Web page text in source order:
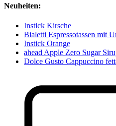
Neuheiten:
Instick Kirsche
Bialetti Espressotassen mit
Instick Orange
ahead Apple Zero Sugar
Dolce Gusto Cappuccino